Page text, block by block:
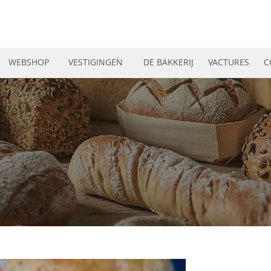
WEBSHOP VESTIGINGEN DE BAKKERIJ VACTURES